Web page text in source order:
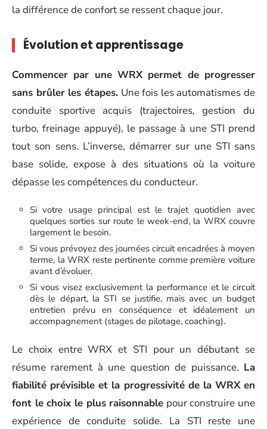
la différence de confort se ressent chaque jour.
Évolution et apprentissage
Commencer par une WRX permet de progresser
sans brûler les étapes.Une fois les automatismes de
conduite sportive acquis (trajectoires, gestion du
turbo, freinage appuyé), le passage à une STI prend
tout son sens. L’inverse, démarrer sur une STI sans
base solide, expose à des situations où la voiture
dépasse les compétences du conducteur.
Si votre usage principal est le trajet quotidien avec
quelques sorties sur route le week-end, la WRX couvre
largement le besoin.
Si vous prévoyez des journées circuit encadrées à moyen
terme, la WRX reste pertinente comme première voiture
avant d’évoluer.
Si vous visez exclusivement la performance et le circuit
dès le départ, la STI se justifie, mais avec un budget
entretien prévu en conséquence et idéalement un
accompagnement (stages de pilotage, coaching).
Le choix entre WRX et STI pour un débutant se
résume rarement à une question de puissance. La
fiabilité prévisible et la progressivité de la WRX en
font le choix le plus raisonnable pour construire une
expérience de conduite solide. La STI reste une